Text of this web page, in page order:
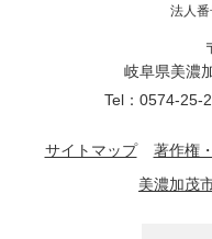
法人
岐阜県美濃
Tel：0574-25-
サイトマップ 著作権
美濃加茂